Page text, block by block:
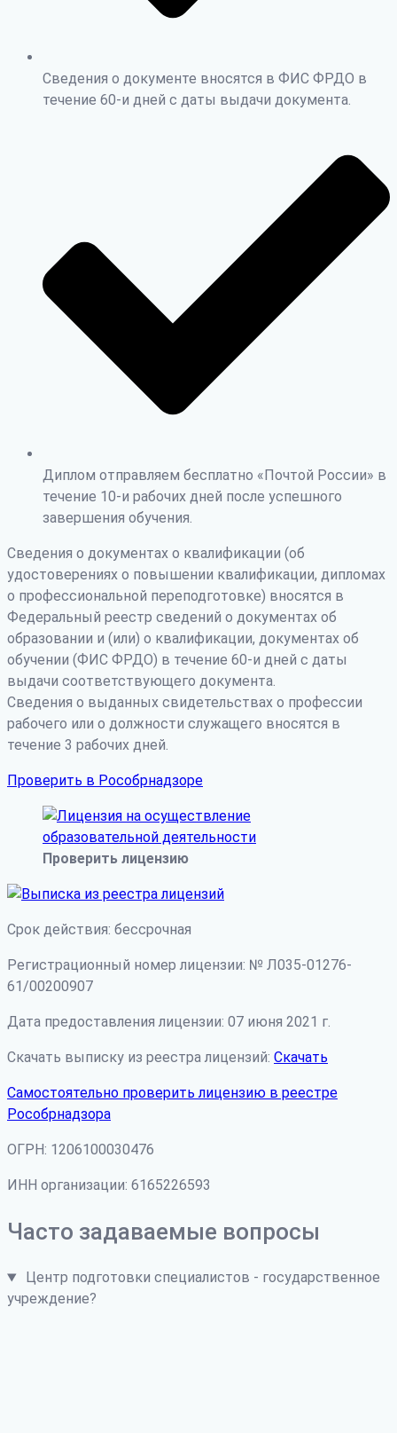
Сведения о документе вносятся в ФИС ФРДО в
течение 60-и дней с даты выдачи документа.
Диплом отправляем бесплатно «Почтой России» в
течение 10-и рабочих дней после успешного
завершения обучения.
Сведения о документах о квалификации (об
удостоверениях о повышении квалификации, дипломах
о профессиональной переподготовке) вносятся в
Федеральный реестр сведений о документах об
образовании и (или) о квалификации, документах об
обучении (ФИС ФРДО) в течение 60-и дней с даты
выдачи соответствующего документа.
Сведения о выданных свидетельствах о профессии
рабочего или о должности служащего вносятся в
течение 3 рабочих дней.
Проверить в Рособрнадзоре
Проверить лицензию
Срок действия: бессрочная
Регистрационный номер лицензии: № Л035-01276-
61/00200907
Дата предоставления лицензии: 07 июня 2021 г.
Скачать выписку из реестра лицензий: Скачать
Самостоятельно проверить лицензию в реестре
Рособрнадзора
ОГРН: 1206100030476
ИНН организации: 6165226593
Часто задаваемые вопросы
Центр подготовки специалистов - государственное
учреждение?